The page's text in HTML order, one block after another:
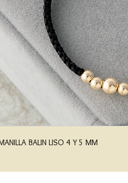
BALIN LISO 4 Y 5 MM